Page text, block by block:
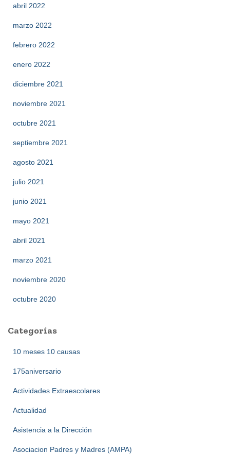
abril 2022
marzo 2022
febrero 2022
enero 2022
diciembre 2021
noviembre 2021
octubre 2021
septiembre 2021
agosto 2021
julio 2021
junio 2021
mayo 2021
abril 2021
marzo 2021
noviembre 2020
octubre 2020
Categorías
10 meses 10 causas
175aniversario
Actividades Extraescolares
Actualidad
Asistencia a la Dirección
Asociacion Padres y Madres (AMPA)